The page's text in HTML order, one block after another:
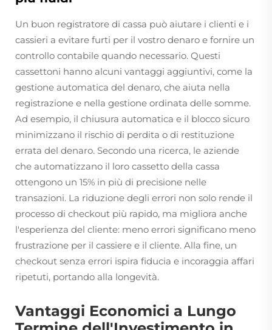
Un buon registratore di cassa può aiutare i clienti e i
cassieri a evitare furti per il vostro denaro e fornire un
controllo contabile quando necessario. Questi
cassettoni hanno alcuni vantaggi aggiuntivi, come la
gestione automatica del denaro, che aiuta nella
registrazione e nella gestione ordinata delle somme.
Ad esempio, il chiusura automatica e il blocco sicuro
minimizzano il rischio di perdita o di restituzione
errata del denaro. Secondo una ricerca, le aziende
che automatizzano il loro cassetto della cassa
ottengono un 15% in più di precisione nelle
transazioni. La riduzione degli errori non solo rende il
processo di checkout più rapido, ma migliora anche
l'esperienza del cliente: meno errori significano meno
frustrazione per il cassiere e il cliente. Alla fine, un
checkout senza errori ispira fiducia e incoraggia affari
ripetuti, portando alla longevità.
Vantaggi Economici a Lungo